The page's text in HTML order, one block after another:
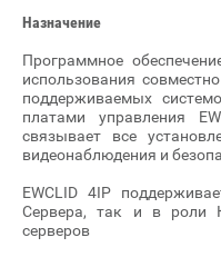
Назначение
Программное
использования
поддерживаемых
платами управления
связывает все
видеонаблюдения и
EWCLID 4IP
Сервера, так и в роли
серверов